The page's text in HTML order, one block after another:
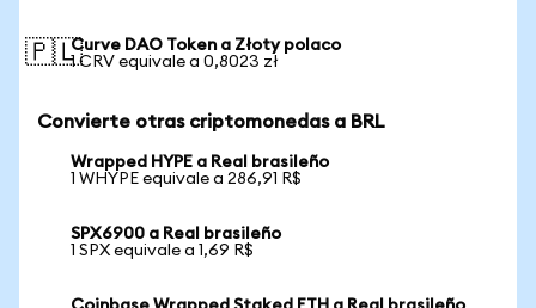
🇵🇱Curve DAO Token a Złoty polaco
1 CRV equivale a 0,8023 zł
Convierte otras criptomonedas a BRL
Wrapped HYPE a Real brasileño
1 WHYPE equivale a 286,91 R$
SPX6900 a Real brasileño
1 SPX equivale a 1,69 R$